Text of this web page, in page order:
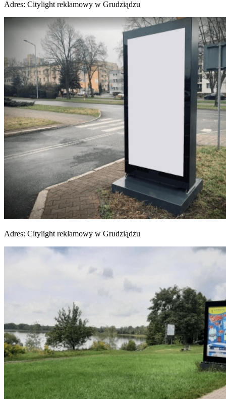
Adres: Citylight reklamowy w Grudziądzu
Adres: Citylight reklamowy w Grudziądzu